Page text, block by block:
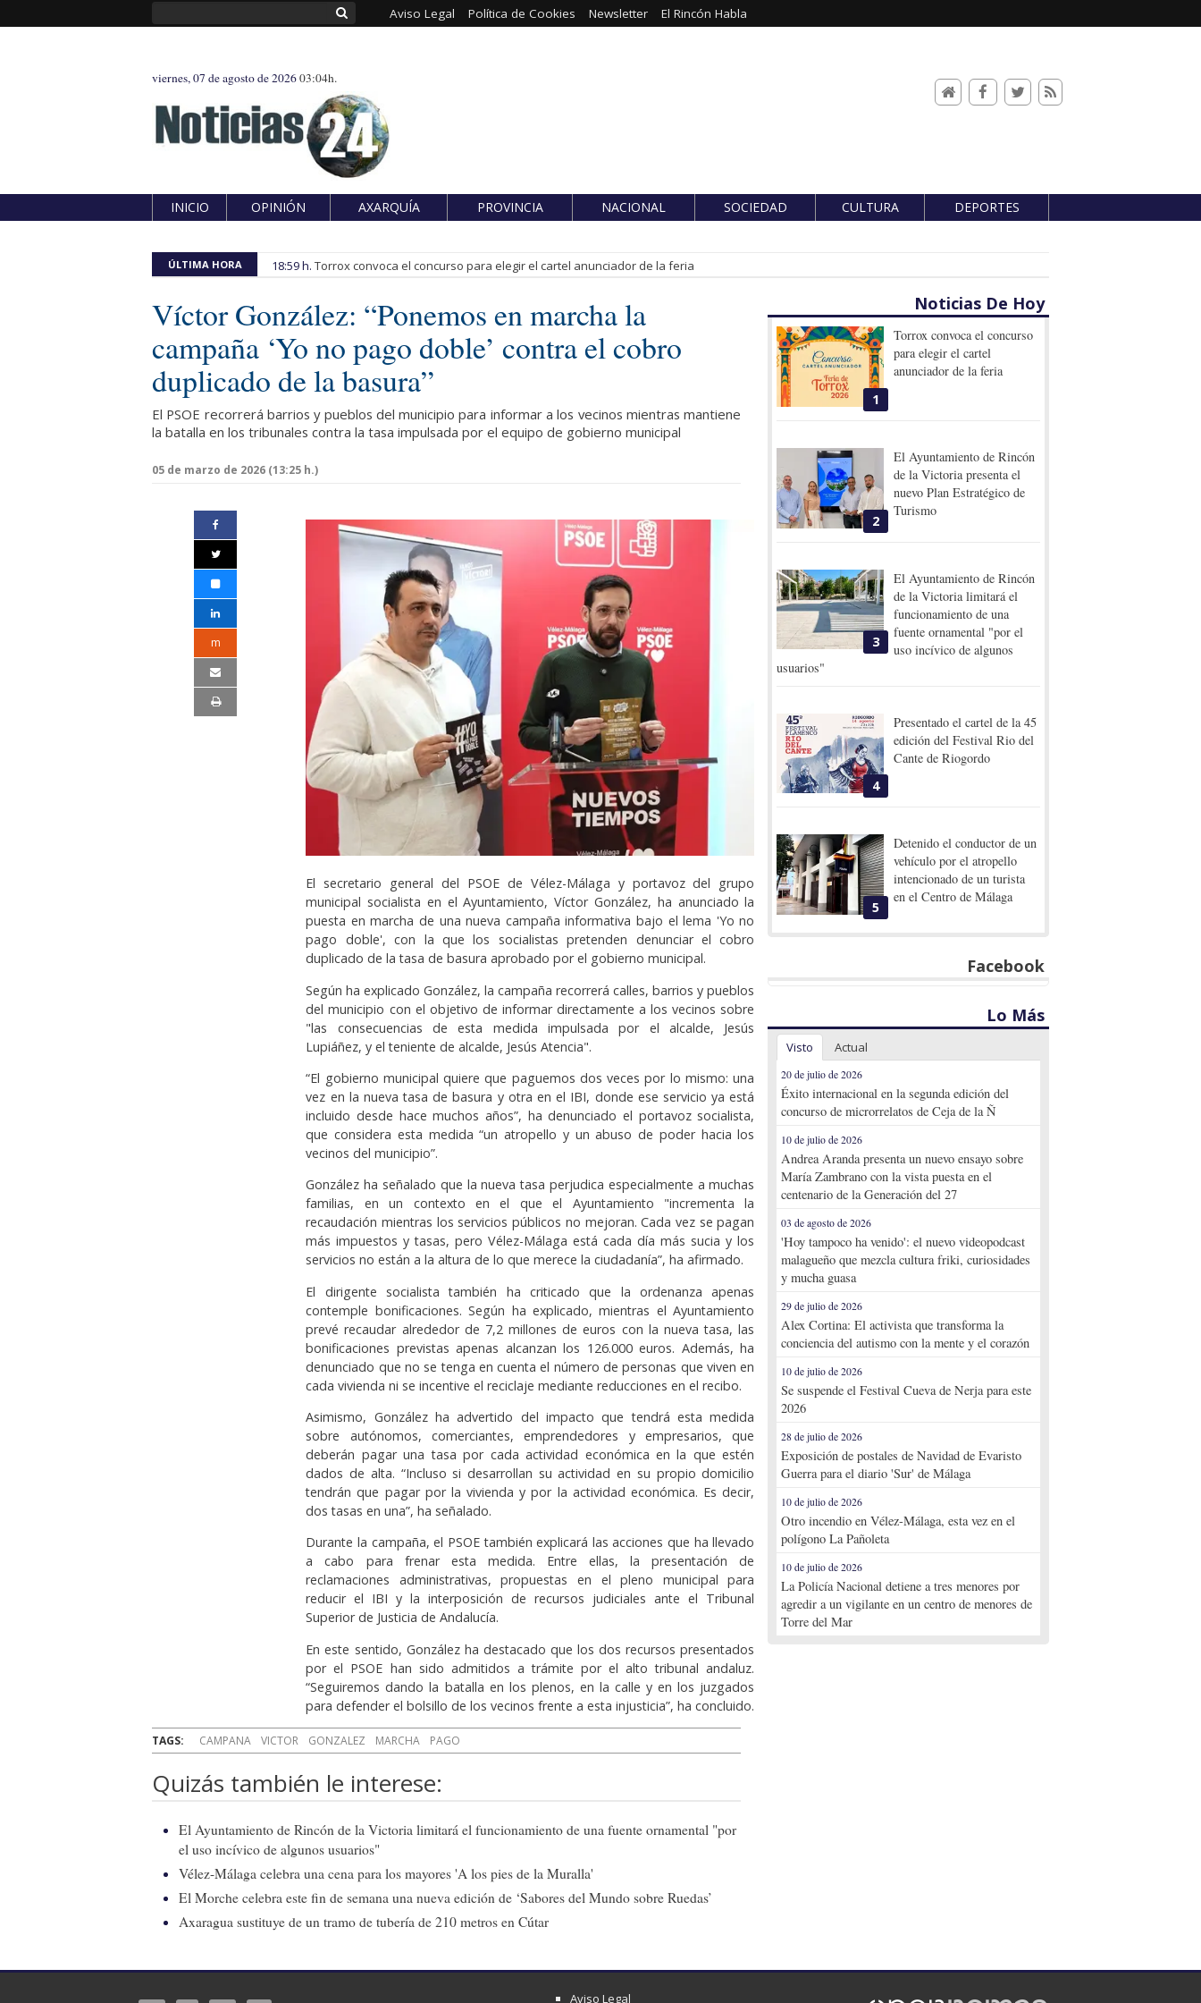
Aviso Legal Política de Cookies Newsletter El Rincón Habla
viernes, 07 de agosto de 202603:04h.
INICIO OPINIÓN AXARQUÍA PROVINCIA NACIONAL SOCIEDAD CULTURA DEPORTES
ÚLTIMA HORA 18:59 h. Torrox convoca el concurso para elegir el cartel anunciador de la feria
Víctor González: “Ponemos en marcha la
campaña ‘Yo no pago doble’ contra el cobro
duplicado de la basura”
El PSOE recorrerá barrios y pueblos del municipio para informar a los vecinos mientras mantiene
la batalla en los tribunales contra la tasa impulsada por el equipo de gobierno municipal
05 de marzo de 2026 (13:25 h.)
m
El secretario general del PSOE de Vélez-Málaga y portavoz del grupo
municipal socialista en el Ayuntamiento, Víctor González, ha anunciado la
puesta en marcha de una nueva campaña informativa bajo el lema 'Yo no
pago doble', con la que los socialistas pretenden denunciar el cobro
duplicado de la tasa de basura aprobado por el gobierno municipal.
Según ha explicado González, la campaña recorrerá calles, barrios y pueblos
del municipio con el objetivo de informar directamente a los vecinos sobre
"las consecuencias de esta medida impulsada por el alcalde, Jesús
Lupiáñez, y el teniente de alcalde, Jesús Atencia".
“El gobierno municipal quiere que paguemos dos veces por lo mismo: una
vez en la nueva tasa de basura y otra en el IBI, donde ese servicio ya está
incluido desde hace muchos años”, ha denunciado el portavoz socialista,
que considera esta medida “un atropello y un abuso de poder hacia los
vecinos del municipio”.
González ha señalado que la nueva tasa perjudica especialmente a muchas
familias, en un contexto en el que el Ayuntamiento "incrementa la
recaudación mientras los servicios públicos no mejoran. Cada vez se pagan
más impuestos y tasas, pero Vélez-Málaga está cada día más sucia y los
servicios no están a la altura de lo que merece la ciudadanía”, ha afirmado.
El dirigente socialista también ha criticado que la ordenanza apenas
contemple bonificaciones. Según ha explicado, mientras el Ayuntamiento
prevé recaudar alrededor de 7,2 millones de euros con la nueva tasa, las
bonificaciones previstas apenas alcanzan los 126.000 euros. Además, ha
denunciado que no se tenga en cuenta el número de personas que viven en
cada vivienda ni se incentive el reciclaje mediante reducciones en el recibo.
Asimismo, González ha advertido del impacto que tendrá esta medida
sobre autónomos, comerciantes, emprendedores y empresarios, que
deberán pagar una tasa por cada actividad económica en la que estén
dados de alta. “Incluso si desarrollan su actividad en su propio domicilio
tendrán que pagar por la vivienda y por la actividad económica. Es decir,
dos tasas en una”, ha señalado.
Durante la campaña, el PSOE también explicará las acciones que ha llevado
a cabo para frenar esta medida. Entre ellas, la presentación de
reclamaciones administrativas, propuestas en el pleno municipal para
reducir el IBI y la interposición de recursos judiciales ante el Tribunal
Superior de Justicia de Andalucía.
En este sentido, González ha destacado que los dos recursos presentados
por el PSOE han sido admitidos a trámite por el alto tribunal andaluz.
“Seguiremos dando la batalla en los plenos, en la calle y en los juzgados
para defender el bolsillo de los vecinos frente a esta injusticia”, ha concluido.
TAGS: CAMPANA VICTOR GONZALEZ MARCHA PAGO
Quizás también le interese:
El Ayuntamiento de Rincón de la Victoria limitará el funcionamiento de una fuente ornamental "por
el uso incívico de algunos usuarios"
Vélez-Málaga celebra una cena para los mayores 'A los pies de la Muralla'
El Morche celebra este fin de semana una nueva edición de ‘Sabores del Mundo sobre Ruedas’
Axaragua sustituye de un tramo de tubería de 210 metros en Cútar
Noticias De Hoy
1
Torrox convoca el concurso
para elegir el cartel
anunciador de la feria
2
El Ayuntamiento de Rincón
de la Victoria presenta el
nuevo Plan Estratégico de
Turismo
3
El Ayuntamiento de Rincón
de la Victoria limitará el
funcionamiento de una
fuente ornamental "por el
uso incívico de algunos
usuarios"
4
Presentado el cartel de la 45
edición del Festival Rio del
Cante de Riogordo
5
Detenido el conductor de un
vehículo por el atropello
intencionado de un turista
en el Centro de Málaga
Facebook
Lo Más
Visto Actual
20 de julio de 2026
Éxito internacional en la segunda edición del
concurso de microrrelatos de Ceja de la Ñ
10 de julio de 2026
Andrea Aranda presenta un nuevo ensayo sobre
María Zambrano con la vista puesta en el
centenario de la Generación del 27
03 de agosto de 2026
'Hoy tampoco ha venido': el nuevo videopodcast
malagueño que mezcla cultura friki, curiosidades
y mucha guasa
29 de julio de 2026
Alex Cortina: El activista que transforma la
conciencia del autismo con la mente y el corazón
10 de julio de 2026
Se suspende el Festival Cueva de Nerja para este
2026
28 de julio de 2026
Exposición de postales de Navidad de Evaristo
Guerra para el diario 'Sur' de Málaga
10 de julio de 2026
Otro incendio en Vélez-Málaga, esta vez en el
polígono La Pañoleta
10 de julio de 2026
La Policía Nacional detiene a tres menores por
agredir a un vigilante en un centro de menores de
Torre del Mar
Aviso Legal